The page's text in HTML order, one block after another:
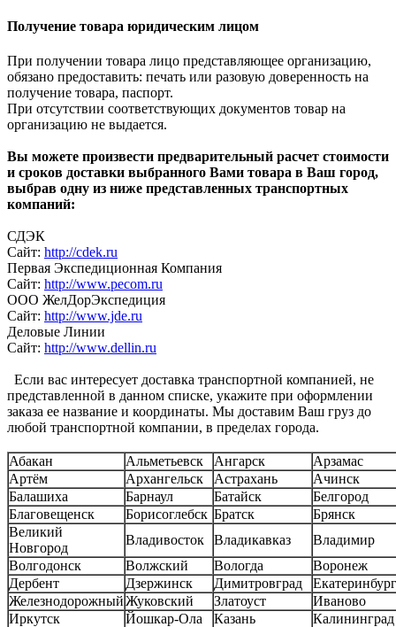
Получение товара юридическим лицом
При получении товара лицо представляющее организацию,
обязано предоставить: печать или разовую доверенность на
получение товара, паспорт.
При отсутствии соответствующих документов товар на
организацию не выдается.
Вы можете произвести предварительный расчет стоимости
и сроков доставки выбранного Вами товара в Ваш город,
выбрав одну из ниже представленных транспортных
компаний:
СДЭК
Сайт: http://cdek.ru
Первая Экспедиционная Компания
Сайт: http://www.pecom.ru
ООО ЖелДорЭкспедиция
Сайт: http://www.jde.ru
Деловые Линии
Сайт: http://www.dellin.ru
Если вас интересует доставка транспортной компанией, не
представленной в данном списке, укажите при оформлении
заказа ее название и координаты. Мы доставим Ваш груз до
любой транспортной компании, в пределах города.
Абакан Альметьевск Ангарск
Арзамас
Артём
Архангельск Астрахань
Ачинск
Балашиха
Барнаул Батайск
Белгород
Благовещенск
Борисоглебск Братск
Брянск
Великий
Новгород
Владивосток Владикавказ
Владимир
Волгодонск
Волжский Вологда
Воронеж
Дербент
Дзержинск Димитровград
Екатеринбург
ЖелезнодорожныйЖуковский Златоуст
Иваново
Иркутск
Йошкар-Ола Казань
Калининград